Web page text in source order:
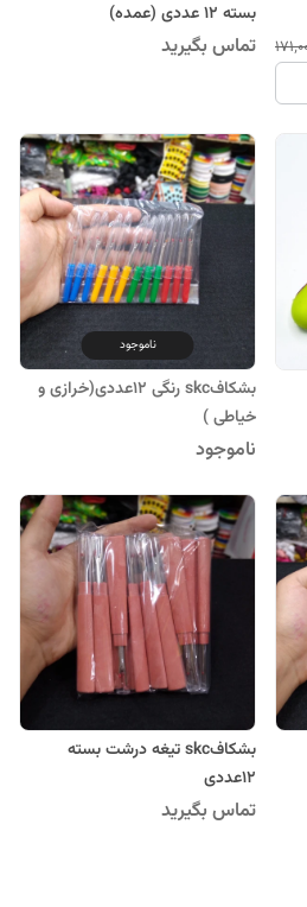
بسته 12 عددی (عمده)
تماس بگیرید
ناموجود
بشکافskc رنگی 12عددی(خرازی و
خیاطی )
ناموجود
بشکافskc تیغه درشت بسته
12عددی
تماس بگیرید